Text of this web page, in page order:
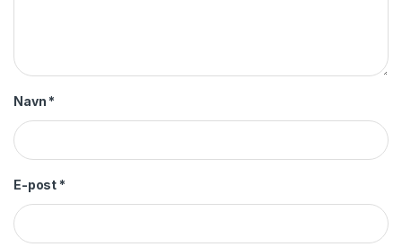
Navn *
E-post *